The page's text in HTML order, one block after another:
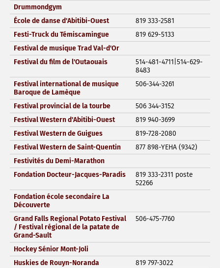
Drummondgym
École de danse d'Abitibi-Ouest
819 333-2581
Festi-Truck du Témiscamingue
819 629-5133
Festival de musique Trad Val-d'Or
Festival du film de l'Outaouais
514-481-4711|514-629-
8483
Festival international de musique
Baroque de Lamèque
506-344-3261
Festival provincial de la tourbe
506 344-3152
Festival Western d'Abitibi-Ouest
819 940-3699
Festival Western de Guigues
819-728-2080
Festival Western de Saint-Quentin
877 898-YEHA (9342)
Festivités du Demi-Marathon
Fondation Docteur-Jacques-Paradis
819 333-2311 poste
52266
Fondation école secondaire La
Découverte
Grand Falls Regional Potato Festival
/ Festival régional de la patate de
Grand-Sault
506-475-7760
Hockey Sénior Mont-Joli
Huskies de Rouyn-Noranda
819 797-3022